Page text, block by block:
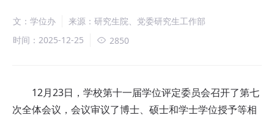
文：学位办
来源：研究生院、党委研究生工作部
时间：2025-12-25
2850
12月23日，学校第十一届学位评定委员会召开了第七
次全体会议，会议审议了博士、硕士和学士学位授予等相